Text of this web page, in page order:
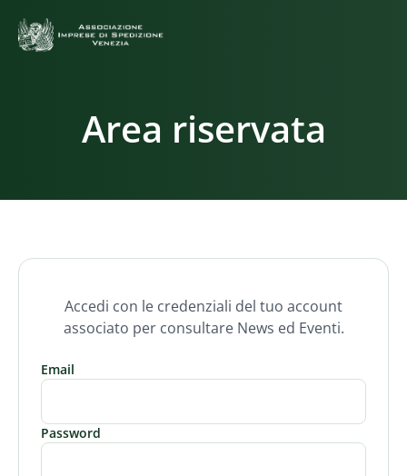
Area riservata
Accedi con le credenziali del tuo account
associato per consultare News ed Eventi.
Email
Password